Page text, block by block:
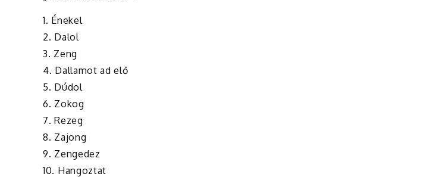
1. Énekel
2. Dalol
3. Zeng
4. Dallamot ad elő
5. Dúdol
6. Zokog
7. Rezeg
8. Zajong
9. Zengedez
10. Hangoztat